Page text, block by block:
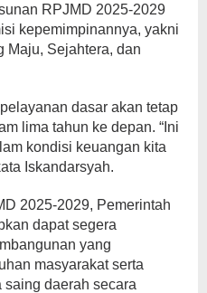
RPJMD 2025-2029
kepemimpinannya, yakni
Maju, Sejahtera, dan
dasar akan tetap
lima tahun ke depan. “Ini
kondisi keuangan kita
Iskandarsyah.
2025-2029, Pemerintah
dapat segera
yang
masyarakat serta
saing daerah secara